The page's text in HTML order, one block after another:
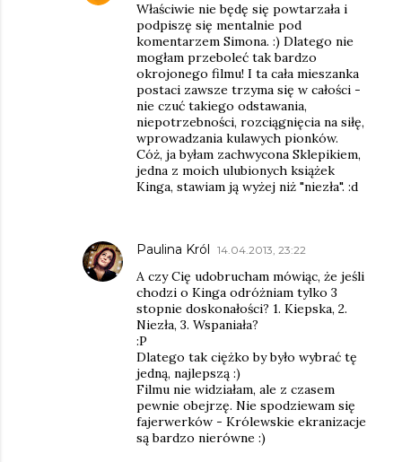
Właściwie nie będę się powtarzała i
podpiszę się mentalnie pod
komentarzem Simona. :) Dlatego nie
mogłam przeboleć tak bardzo
okrojonego filmu! I ta cała mieszanka
postaci zawsze trzyma się w całości -
nie czuć takiego odstawania,
niepotrzebności, rozciągnięcia na siłę,
wprowadzania kulawych pionków.
Cóż, ja byłam zachwycona Sklepikiem,
jedna z moich ulubionych książek
Kinga, stawiam ją wyżej niż "niezła". :d
Paulina Król 14.04.2013, 23:22
A czy Cię udobrucham mówiąc, że jeśli
chodzi o Kinga odróżniam tylko 3
stopnie doskonałości? 1. Kiepska, 2.
Niezła, 3. Wspaniała?
:P
Dlatego tak ciężko by było wybrać tę
jedną, najlepszą :)
Filmu nie widziałam, ale z czasem
pewnie obejrzę. Nie spodziewam się
fajerwerków - Królewskie ekranizacje
są bardzo nierówne :)